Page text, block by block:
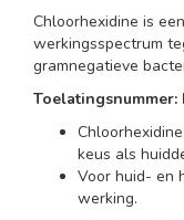
Chloorhexidine is
werkingsspectrum
gramnegatieve
Toelatingsnummer:
keus als
Voor huid- en
werking.